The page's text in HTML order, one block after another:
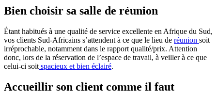
Bien choisir sa salle de réunion
Étant habitués à une qualité de service excellente en Afrique du Sud,
vos clients Sud-Africains s’attendent à ce que le lieu de réunion soit
irréprochable, notamment dans le rapport qualité/prix. Attention
donc, lors de la réservation de l’espace de travail, à veiller à ce que
celui-ci soit spacieux et bien éclairé.
Accueillir son client comme il faut